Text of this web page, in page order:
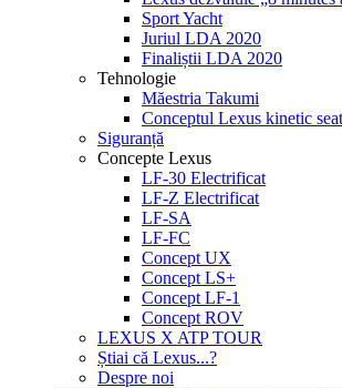
Sport Yacht
Juriul LDA 2020
Finaliștii LDA 2020
Tehnologie
Măestria Takumi
Conceptul Lexus kinetic seat
Siguranță
Concepte Lexus
LF-30 Electrificat
LF-Z Electrificat
LF-SA
LF-FC
Concept UX
Concept LS+
Concept LF-1
Concept ROV
LEXUS X ATP TOUR
Știai că Lexus...?
Despre noi